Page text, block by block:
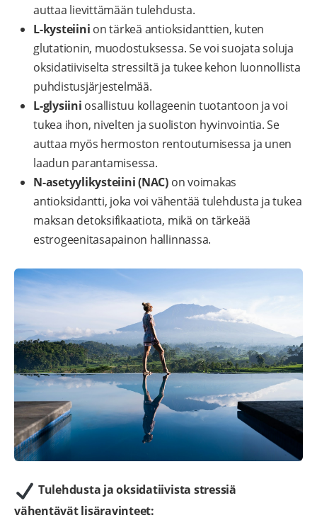
auttaa lievittämään tulehdusta.
L-kysteiini on tärkeä antioksidanttien, kuten
glutationin, muodostuksessa. Se voi suojata soluja
oksidatiiviselta stressiltä ja tukee kehon luonnollista
puhdistusjärjestelmää.
L-glysiini osallistuu kollageenin tuotantoon ja voi
tukea ihon, nivelten ja suoliston hyvinvointia. Se
auttaa myös hermoston rentoutumisessa ja unen
laadun parantamisessa.
N-asetyylikysteiini (NAC) on voimakas
antioksidantti, joka voi vähentää tulehdusta ja tukea
maksan detoksifikaatiota, mikä on tärkeää
estrogeenitasapainon hallinnassa.
Tulehdusta ja oksidatiivista stressiä
vähentävät lisäravinteet: